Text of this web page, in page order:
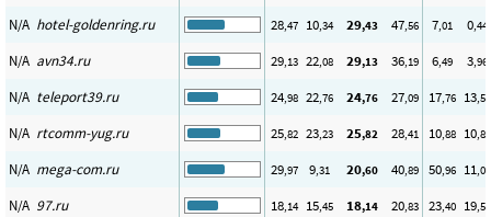
N/A hotel-goldenring.ru 28,47 10,34 29,43 47,56 7,01 0,44
N/A avn34.ru 29,13 22,08 29,13 36,19 6,49 3,96
N/A teleport39.ru 24,98 22,76 24,76 27,09 17,76 13,58
N/A rtcomm-yug.ru 25,82 23,23 25,82 28,41 10,88 10,82
N/A mega-com.ru 29,97 9,31 20,60 40,89 50,96 11,03
N/A 97.ru 18,14 15,45 18,14 20,83 23,40 19,59